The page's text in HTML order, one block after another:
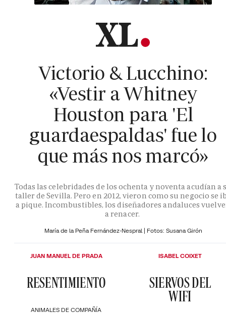
Victorio & Lucchino:
«Vestir a Whitney
Houston para 'El
guardaespaldas' fue lo
que más nos marcó»
Todas las celebridades de los ochenta y noventa acudían a
taller de Sevilla. Pero en 2012, vieron como su negocio se
a pique. Incombustibles, los diseñadores andaluces
a renacer.
María de la Peña Fernández-Nespral | Fotos: Susana Girón
ANIMALES DE COMPAÑÍA
RESENTIMIENTO
JUAN MANUEL DE PRADA
SIERVOS DEL
WIFI
ISABEL COIXET